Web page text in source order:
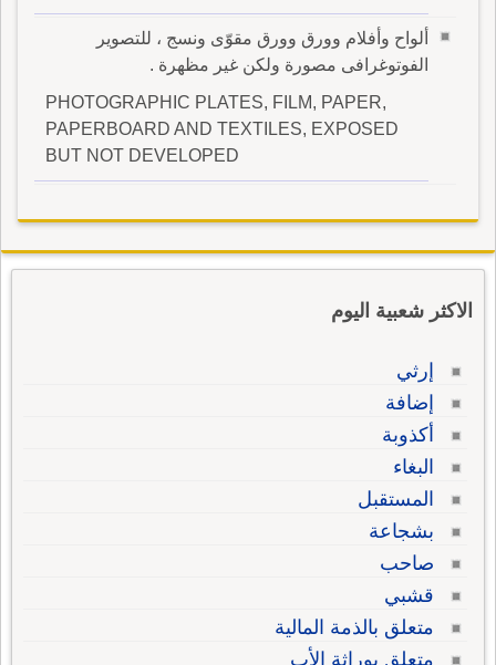
ألواح وأفلام وورق وورق مقوّى ونسج ، للتصوير
الفوتوغرافى مصورة ولكن غير مظهرة .
PHOTOGRAPHIC PLATES, FILM, PAPER,
PAPERBOARD AND TEXTILES, EXPOSED
BUT NOT DEVELOPED
الاكثر شعبية اليوم
إرثي
إضافة
أكذوبة
البغاء
المستقبل
بشجاعة
صاحب
قشبي
متعلق بالذمة المالية
متعلق بوراثة الأب